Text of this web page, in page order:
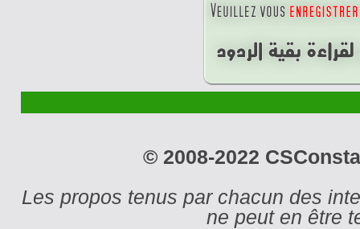
© 2008-2022
Les propos tenus par chacun des
ne peut en être